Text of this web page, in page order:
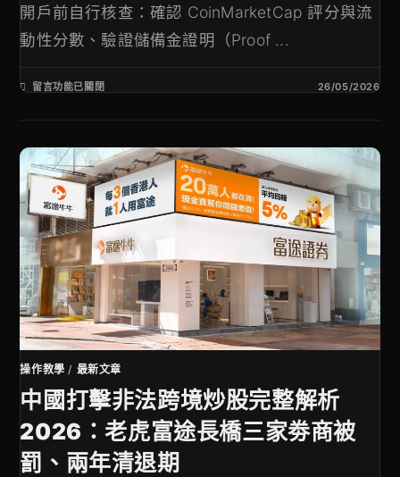
開戶前自行核查：確認 CoinMarketCap 評分與流
動性分數、驗證儲備金證明（Proof ...
留言功能已關閉 26/05/2026
操作教學 / 最新文章
中國打擊非法跨境炒股完整解析
2026：老虎富途長橋三家劵商被
罰、兩年清退期